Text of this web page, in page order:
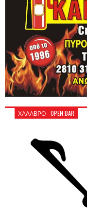
ΧΑΛΑΒΡΟ - OPEN BAR